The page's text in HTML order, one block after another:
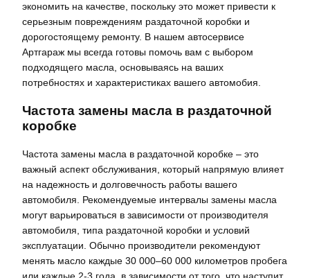
экономить на качестве, поскольку это может привести к
серьезным повреждениям раздаточной коробки и
дорогостоящему ремонту. В нашем автосервисе
Артгараж мы всегда готовы помочь вам с выбором
подходящего масла, основываясь на ваших
потребностях и характеристиках вашего автомобия.
Частота замены масла в раздаточной
коробке
Частота замены масла в раздаточной коробке – это
важный аспект обслуживания, который напрямую влияет
на надежность и долговечность работы вашего
автомобиля. Рекомендуемые интервалы замены масла
могут варьироваться в зависимости от производителя
автомобиля, типа раздаточной коробки и условий
эксплуатации. Обычно производители рекомендуют
менять масло каждые 30 000–60 000 километров пробега